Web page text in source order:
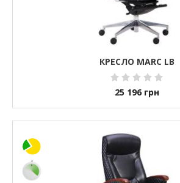
КРЕСЛО MARC LB
25 196 грн